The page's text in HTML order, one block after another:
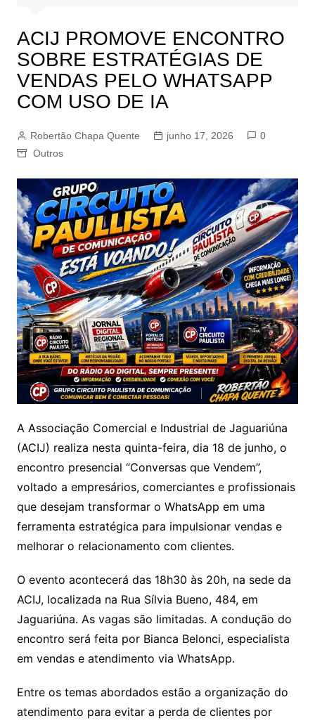
ACIJ PROMOVE ENCONTRO
SOBRE ESTRATÉGIAS DE
VENDAS PELO WHATSAPP
COM USO DE IA
Robertão Chapa Quente junho 17, 2026
0
Outros
A Associação Comercial e Industrial de Jaguariúna
(ACIJ) realiza nesta quinta-feira, dia 18 de junho, o
encontro presencial “Conversas que Vendem”,
voltado a empresários, comerciantes e profissionais
que desejam transformar o WhatsApp em uma
ferramenta estratégica para impulsionar vendas e
melhorar o relacionamento com clientes.
O evento acontecerá das 18h30 às 20h, na sede da
ACIJ, localizada na Rua Sílvia Bueno, 484, em
Jaguariúna. As vagas são limitadas. A condução do
encontro será feita por Bianca Belonci, especialista
em vendas e atendimento via WhatsApp.
Entre os temas abordados estão a organização do
atendimento para evitar a perda de clientes por